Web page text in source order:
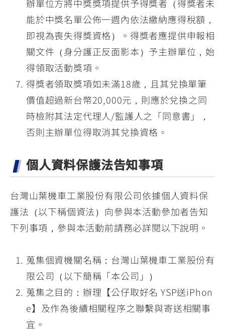
辦單位方將中獎獎項提供予得獎者（得獎者未
能於中獎名單公佈一週內依法繳納應得稅額，
即視為喪失得獎資格）。得獎者應提供申報相
關文件（身分護正反面影本）予主辦單位，始
得領取活動獎項。
得獎者領取獎項如未滿18歲，且其兌換單筆
價值超過新台幣20,000元，則應於兌換之同
時檢附其法定代理人/監護人之「同意書」，
否則主辦單位得取消其兌換資格。
個人資料保護法告知事項
台灣山葉機車工業股份有限公司依據個人資料保
護法（以下稱個資法）向參與本活動參加者告知
下列事項，參與本活動前請務必詳閱以下說明。
蒐集個資機關名稱：台灣山葉機車工業股份有
限公司（以下簡稱「本公司」）
蒐集之目的：辦理【公仔取好名 YSP送iPhon
e】及作為後續相關程序之聯繫與寄送相關事
宜。